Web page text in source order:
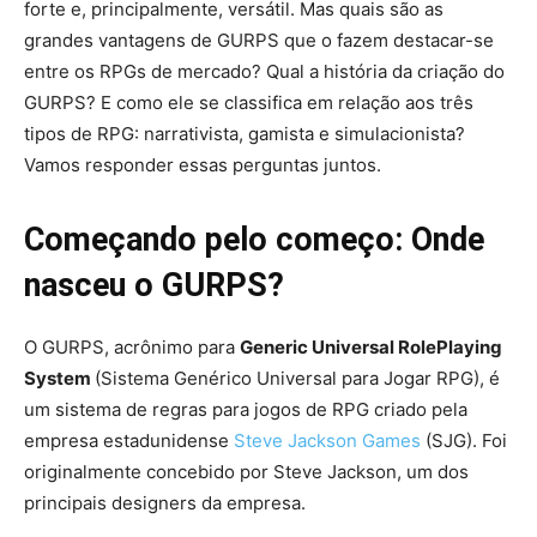
forte e, principalmente, versátil. Mas quais são as
grandes vantagens de GURPS que o fazem destacar-se
entre os RPGs de mercado? Qual a história da criação do
GURPS? E como ele se classifica em relação aos três
tipos de RPG: narrativista, gamista e simulacionista?
Vamos responder essas perguntas juntos.
Começando pelo começo: Onde
nasceu o GURPS?
O GURPS, acrônimo para Generic Universal RolePlaying
System (Sistema Genérico Universal para Jogar RPG), é
um sistema de regras para jogos de RPG criado pela
empresa estadunidense Steve Jackson Games (SJG). Foi
originalmente concebido por Steve Jackson, um dos
principais designers da empresa.